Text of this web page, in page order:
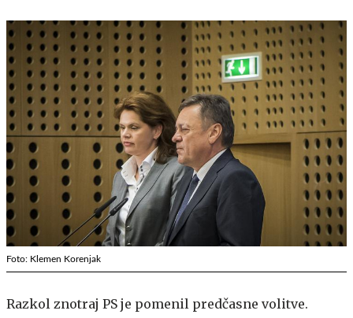
Foto: Klemen Korenjak
Razkol znotraj PS je pomenil predčasne volitve.